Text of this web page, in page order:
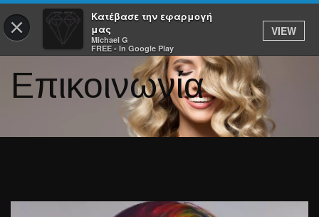
×
Κατέβασε την εφαρμογή
μας
Michael G
FREE - In Google Play
VIEW
Επικοινωνία